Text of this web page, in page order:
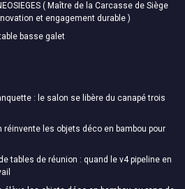
( Maître de la Carcasse de Siège
et engagement durable )
basse galet
: le salon se libère du canapé trois
les objets déco en bambou pour
tables de réunion : quand le v4 pipeline en